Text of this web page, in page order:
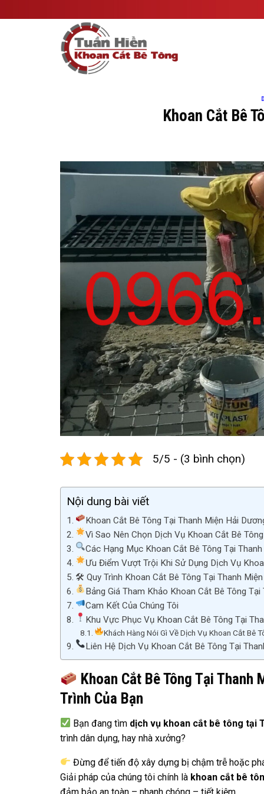
to
Khoan Cắt Bê
5/5 - (3 bình chọn)
Nội dung bài viết
Khoan Cắt Bê Tông Tại Thanh Miện Hải
Vì Sao Nên Chọn Dịch Vụ Khoan Cắt Bê
Các Hạng Mục Khoan Cắt Bê Tông Tại
Ưu Điểm Vượt Trội Khi Sử Dụng Dịch Vụ
🛠 Quy Trình Khoan Cắt Bê Tông Tại Thanh
Bảng Giá Tham Khảo Khoan Cắt Bê Tông
Cam Kết Của Chúng Tôi
Khu Vực Phục Vụ Khoan Cắt Bê Tông Tại
Khách Hàng Nói Gì Về Dịch Vụ Khoan Cắt Bê
Liên Hệ Dịch Vụ Khoan Cắt Bê Tông Tại
Khoan Cắt Bê Tông Tại Thanh
Trình Của Bạn
Bạn đang tìm dịch vụ khoan cắt bê tông tại
trình dân dụng, hay nhà xưởng?
Đừng để tiến độ xây dựng bị chậm trễ hoặc
Giải pháp của chúng tôi chính là khoan cắt bê